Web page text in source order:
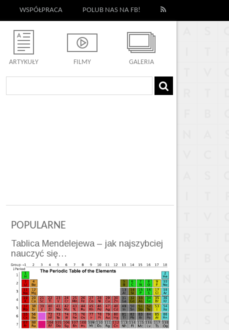
WSPÓŁPRACA POLUB NAS NA FB!
ARTYKUŁY FILMY GALERIA
POPULARNE
Tablica Mendelejewa – jak najszybciej
nauczyć się…